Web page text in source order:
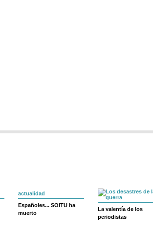
actualidad
Españoles... SOITU ha
muerto
La valentía de los
periodistas